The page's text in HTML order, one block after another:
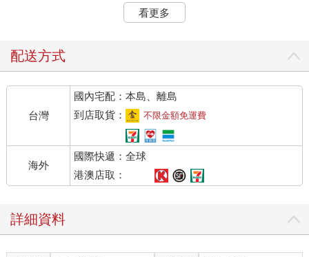
所以，人生就是各種選擇的累積。
選擇就是一種比較，是從對立的角度看問題。
輕鬆程度等「得失」，決定要選擇哪一個工作，所以是從對立的
但是，原本以為A的工作對自己更有利，但是實際工作之後，發現
公司的業務還不成熟，經常發生各種問題，就會覺得早知如此，
應該選擇B的工作。這種情況也並不少見，於是就會為自己作出了
束縛心靈的一切都是「妄想」
有一句禪語叫做「莫妄想」。
些毫無根據的事，幻想一些荒誕的事。
但是，禪所認為的妄想意義更加廣泛，所有束縛心靈，在心頭揮
之不去的事都是妄想。禪認為「除了目前正在做的事，其他全都
看更多
配送方式
台灣
國內宅配：本島、離島
到店取貨：
不限金額免運費
海外
國際快遞：全球
港澳店取：
詳細資料